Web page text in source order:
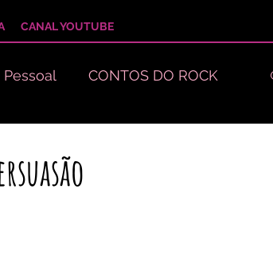
CANAL YOUTUBE
CONTOS DO ROCK